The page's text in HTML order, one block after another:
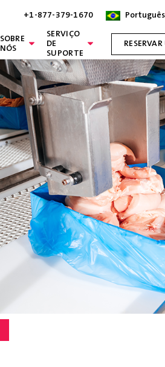
+1-877-379-1670 Português
SOBRE
NÓS
SERVIÇO
DE
SUPORTE